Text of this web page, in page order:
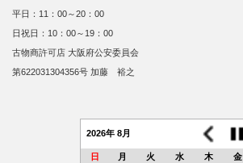
平日：11：00～20：00
日祝日：10：00～19：00
古物商許可店 大阪府公安委員会
第622031304356号 加藤 裕之
2026年 8月
日 月 火 水 木 金